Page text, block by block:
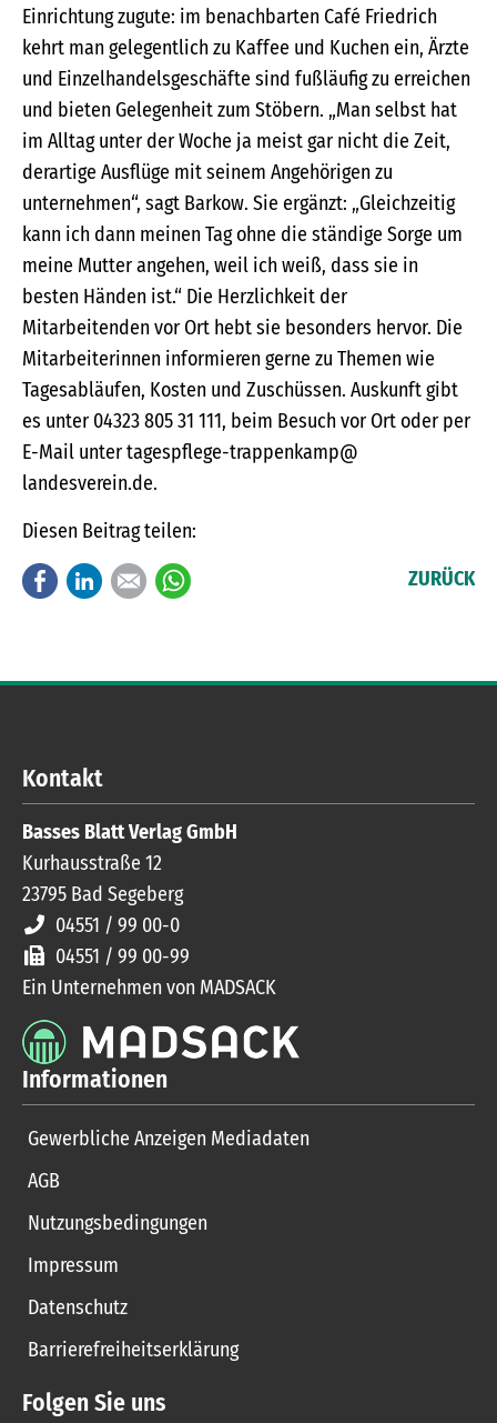
Einrichtung zugute: im benachbarten Café Friedrich
kehrt man gelegentlich zu Kaffee und Kuchen ein, Ärzte
und Einzelhandelsgeschäfte sind fußläufig zu erreichen
und bieten Gelegenheit zum Stöbern. „Man selbst hat
im Alltag unter der Woche ja meist gar nicht die Zeit,
derartige Ausflüge mit seinem Angehörigen zu
unternehmen“, sagt Barkow. Sie ergänzt: „Gleichzeitig
kann ich dann meinen Tag ohne die ständige Sorge um
meine Mutter angehen, weil ich weiß, dass sie in
besten Händen ist.“ Die Herzlichkeit der
Mitarbeitenden vor Ort hebt sie besonders hervor. Die
Mitarbeiterinnen informieren gerne zu Themen wie
Tagesabläufen, Kosten und Zuschüssen. Auskunft gibt
es unter 04323 805 31 111, beim Besuch vor Ort oder per
E-Mail unter tagespflege-trappenkamp@
landesverein.de.
Diesen Beitrag teilen:
FacebookLinkedInE-mail ZURÜCK
Kontakt
Basses Blatt Verlag GmbH
Kurhausstraße 12
23795 Bad Segeberg
04551 / 99 00-0
04551 / 99 00-99
Ein Unternehmen von MADSACK
Informationen
Gewerbliche Anzeigen Mediadaten
AGB
Nutzungsbedingungen
Impressum
Datenschutz
Barrierefreiheitserklärung
Folgen Sie uns